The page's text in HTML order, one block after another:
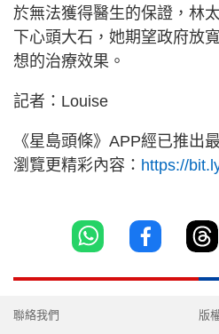
於無法獲得醫生的保證，林
下心頭大石，她期望政府放
想的治療效果。
記者：Louise
《星島頭條》APP經已推出
瀏覽更精彩內容： https://
聯絡我們 版